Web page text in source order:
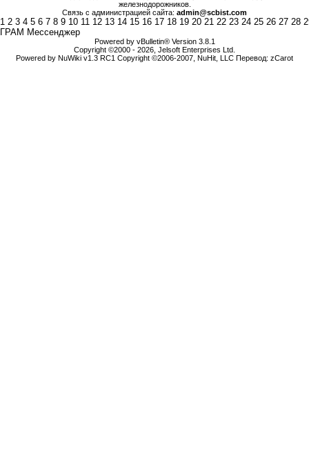
железнодорожников.
Связь с администрацией сайта: admin@scbist.com
1 2 3 4 5 6 7 8 9 10 11 12 13 14 15 16 17 18 19 20 21 22 23 24 25 26 27 28
ГРАМ Мессенджер
Powered by vBulletin® Version 3.8.1
Copyright ©2000 - 2026, Jelsoft Enterprises Ltd.
Powered by NuWiki v1.3 RC1 Copyright ©2006-2007, NuHit, LLC Перевод: zCarot